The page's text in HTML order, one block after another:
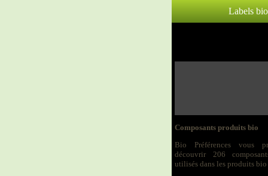
Labels bio
Composants produits bio
Bio Préférences vous
découvrir 206
utilisés dans les produits bio